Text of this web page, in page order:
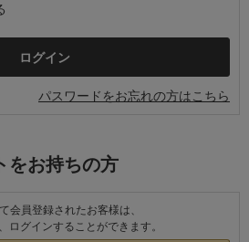
パスワードをお忘れの方はこちら
をお持ちの方
会員登録されたお客様は、
ログインすることができます。